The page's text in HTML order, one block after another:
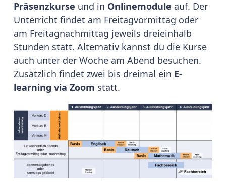
Präsenzkurse und in Onlinemodule auf. Der
Unterricht findet am Freitagvormittag oder
am Freitagnachmittag jeweils dreieinhalb
Stunden statt. Alternativ kannst du die Kurse
auch unter der Woche am Abend besuchen.
Zusätzlich findet zwei bis dreimal ein E-
learning via Zoom statt.